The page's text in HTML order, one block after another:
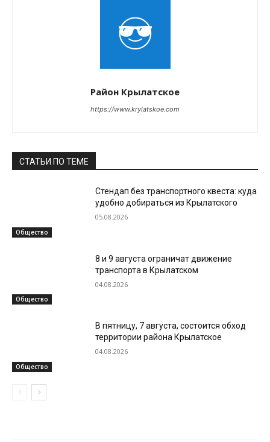
Район Крылатское
https://www.krylatskoe.com
СТАТЬИ ПО ТЕМЕ
Общество
Стендап без транспортного квеста: куда
удобно добираться из Крылатского
05.08.2026
Общество
8 и 9 августа ограничат движение
транспорта в Крылатском
04.08.2026
Общество
В пятницу, 7 августа, состоится обход
территории района Крылатское
04.08.2026